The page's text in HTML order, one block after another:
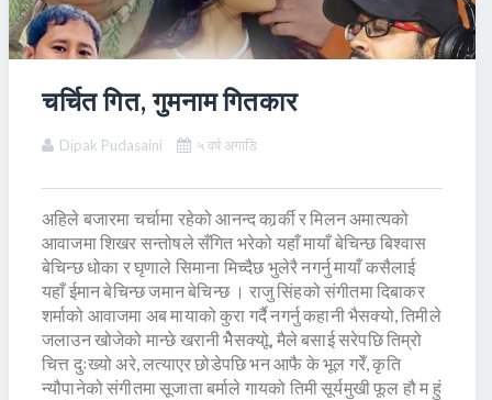
चर्चित गित, गुमनाम गितकार
Dipak Pudasaini ५ वर्ष अगाडि
अहिले बजारमा चर्चामा रहेको आनन्द कार्र्की र मिलन अमात्यको
आवाजमा शिखर सन्तोषले सँगित भरेको यहाँ मायाँ बेचिन्छ बिश्वास
बेचिन्छ धोका र घृणाले सिमाना मिच्दैछ भुलेरै नगर्नु मायाँ कसैलाई
यहाँ ईमान बेचिन्छ जमान बेचिन्छ । राजु सिंहको संगीतमा दिबाकर
शर्माको आवाजमा अब मायाको कुरा गर्दै नगर्नु कहानी भैसक्यो, तिमीले
जलाउन खोजेको मान्छे खरानी भैेसक्योू, मैले बसाई सरेपछि तिम्रो
चित्त दुःख्यो अरे, लत्याएर छोडेपछि भन आफै के भूल गरेँ, कृति
न्यौपानेको संगीतमा सूजाता बर्माले गायको तिमी सूर्यमुखी फूल हौ म हुं